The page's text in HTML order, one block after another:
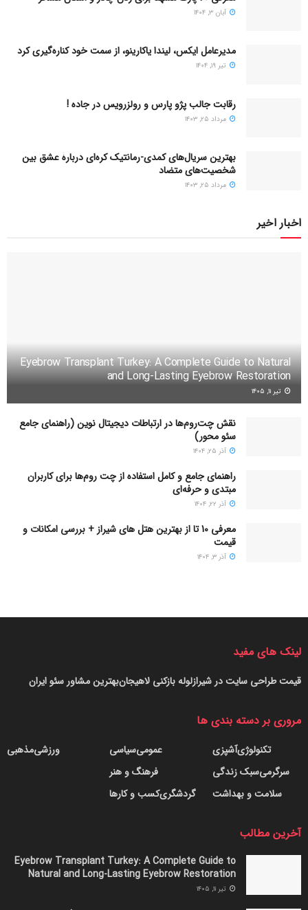
آبان ۳, ۱۴۰۴
مدیرعامل ایکس، لیندا یاکارینو، از سمت خود کناره‌گیری کرد
تیر ۱۹, ۱۴۰۴
رقابت جالب پژو پارس و رولزرویس در جاده !
مرداد ۲۵, ۱۴۰۳
بهترین سریال‌های کمدی-رمانتیک کره‌ای دربارۀ عشق بین
شخصیت‌های متضاد
مرداد ۲۵, ۱۴۰۳
اخبار اخیر
Eyebrow Transplant Turkey: A Complete Guide to Natural
and Long-Lasting Eyebrow Restoration
تیر ۱۱, ۱۴۰۵
نقش چت‌روم‌ها در ارتباطات دیجیتال نوین (راهنمای جامع
سئو محور)
آذر ۲۵, ۱۴۰۴
راهنمای جامع و کامل استفاده از چت روم‌ها برای کاربران
مبتدی و حرفه‌ای
آذر ۲۲, ۱۴۰۴
معرفی 10 تا از بهترین هتل های شیراز + بررسی امکانات و
قیمت
آذر ۳, ۱۴۰۴
لینک های مفید
بهترین مشاور سئو ایرانلوله بازکنی لاهیجانقیمت طراحی سایت در شیراز
مروری بر دسته بندی ها
آشپزیتکنولوژی
سبک زندگیسرگرمی
سلامت و بهداشت
سیاسیعمومی
فرهنگ و هنر
کسب و کارهاگردشگری
مذهبیورزشی
آخرین مطالب
Eyebrow Transplant Turkey: A Complete Guide to
Natural and Long-Lasting Eyebrow Restoration
تیر ۱۱, ۱۴۰۵